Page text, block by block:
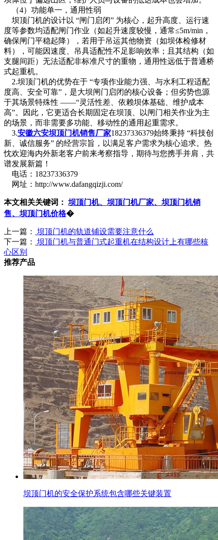
（4）功能单一，通用性弱
坝顶门机的设计以 “闸门启闭” 为核心，起升高度、运行速
度等参数均适配闸门作业（如起升速度较慢，通常≤5m/min，
确保闸门平稳起降），若用于吊运其他物资（如坝体检修材
料），可能因速度、吊具适配性不足影响效率；且其结构（如
支腿间距）无法适配非标准尺寸的重物，通用性远低于普通桥
式起重机。
2.坝顶门机的优势在于 “专项作业能力强、与水利工程适配
度高、安全可靠”，是大坝闸门启闭的核心设备；但劣势也源
于其场景特殊性 ——“灵活性差、依赖坝体基础、维护成本
高”。因此，它更适合长期固定在坝顶、以闸门相关作业为主
的场景，而非需要多功能、移动性的通用起重需求。
3.安徽六安坝顶门机销售厂家18237336379始终秉持 “科技创
新、诚信服务” 的经营宗旨，以满足客户需求为核心追求。热
忱欢迎海内外新老客户前来考察指导，期待与您携手并肩，共
谱发展新篇！
电话：18237336379
网址：http://www.dafangqizji.com/
本文相关关键词： 坝顶门机、坝顶门机厂家、坝顶门机销
售、坝顶门机价格�
上一篇：
坝顶门机的轨道铺设需要注意什么
下一篇：
坝顶门机与普通门式起重机在结构设计上有哪些核
心区别
推荐产品
坝顶门机的安全保护系统包含哪些关键装置